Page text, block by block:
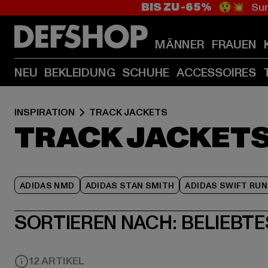
BIS ZU -65% 😲💥
MÄNNER FRAUEN
NEU BEKLEIDUNG SCHUHE ACCESSOIRES
INSPIRATION TRACK JACKETS
TRACK
ADIDAS NMD ADIDAS STAN SMITH ADIDAS SWIFT RUN
SORTIEREN NACH:
12 ARTIKEL